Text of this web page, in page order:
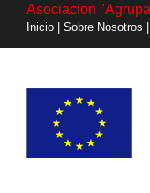
Asociacion
Inicio
Sobre Nosotros